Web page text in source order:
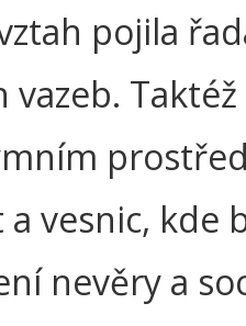
pojila
vesnic, kde
nevěry a